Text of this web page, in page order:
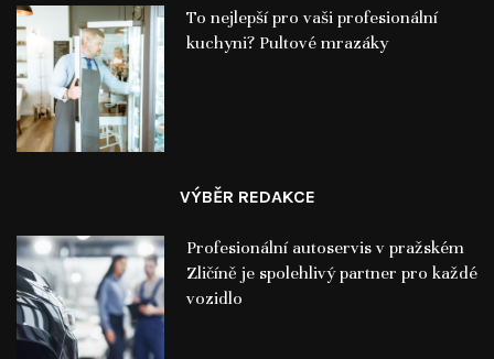
To nejlepší pro vaši profesionální
kuchyni? Pultové mrazáky
VÝBĚR REDAKCE
Profesionální autoservis v pražském
Zličíně je spolehlivý partner pro každé
vozidlo